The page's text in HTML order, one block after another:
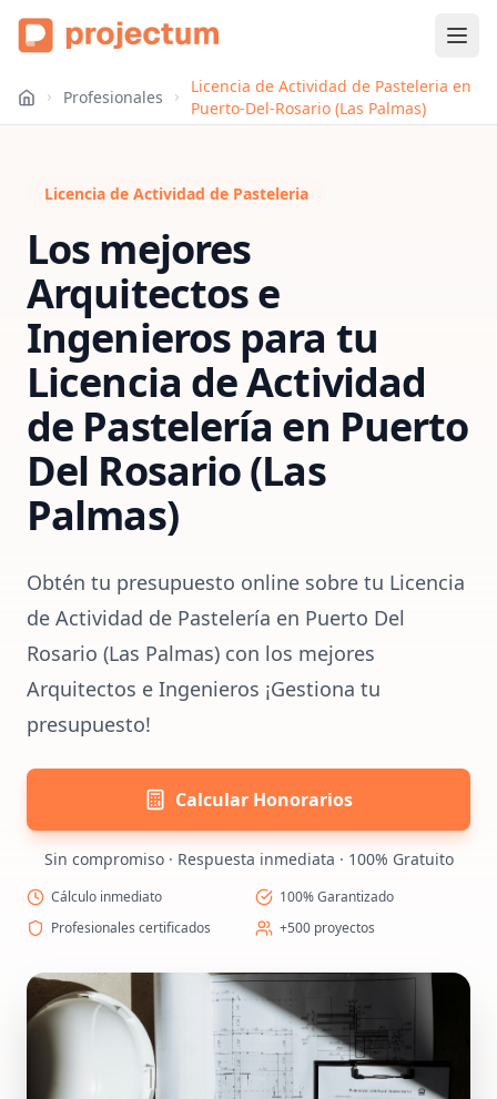
Profesionales
Licencia de Actividad de Pasteleria en
Puerto-Del-Rosario (Las Palmas)
Licencia de Actividad de Pasteleria
Los mejores
Arquitectos e
Ingenieros para tu
Licencia de Actividad
de Pastelería en Puerto
Del Rosario (Las
Palmas)
Obtén tu presupuesto online sobre tu Licencia
de Actividad de Pastelería en Puerto Del
Rosario (Las Palmas) con los mejores
Arquitectos e Ingenieros ¡Gestiona tu
presupuesto!
Calcular Honorarios
Sin compromiso · Respuesta inmediata · 100% Gratuito
Cálculo inmediato
100% Garantizado
Profesionales certificados
+500 proyectos